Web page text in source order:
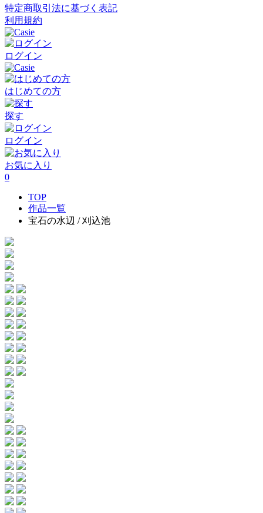
特定商取引法に基づく表記
利用規約
ログイン
はじめての方
探す
ログイン
お気に入り
0
TOP
作品一覧
宝石の水辺 / 刈込池